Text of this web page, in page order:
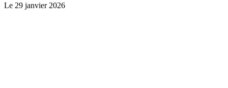
Le 29 janvier 2026